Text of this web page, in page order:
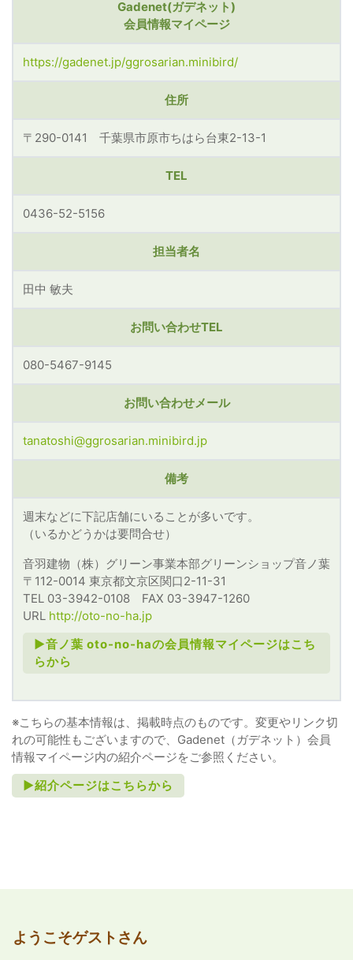
Gadenet(ガデネット)
会員情報マイページ
https://gadenet.jp/ggrosarian.minibird/
住所
〒290-0141 千葉県市原市ちはら台東2-13-1
TEL
0436-52-5156
担当者名
田中 敏夫
お問い合わせTEL
080-5467-9145
お問い合わせメール
tanatoshi@ggrosarian.minibird.jp
備考
週末などに下記店舗にいることが多いです。
（いるかどうかは要問合せ）
音羽建物（株）グリーン事業本部グリーンショップ音ノ葉
〒112-0014 東京都文京区関口2-11-31
TEL 03-3942-0108 FAX 03-3947-1260
URL http://oto-no-ha.jp
►音ノ葉 oto-no-haの会員情報マイページはこち
らから
※こちらの基本情報は、掲載時点のものです。変更やリンク切
れの可能性もございますので、Gadenet（ガデネット）会員
情報マイページ内の紹介ページをご参照ください。
►紹介ページはこちらから
ようこそゲストさん